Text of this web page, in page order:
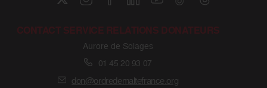
CONTACT SERVICE RELATIONS DONATEURS
Aurore de Solages
01 45 20 93 07
don@ordredemaltefrance.org